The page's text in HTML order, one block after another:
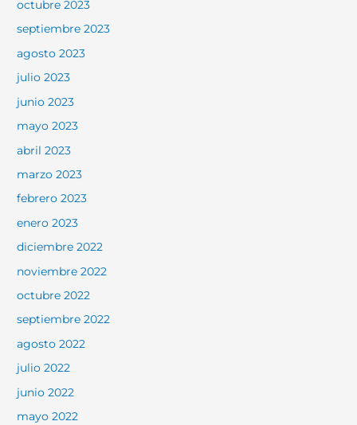
octubre 2023
septiembre 2023
agosto 2023
julio 2023
junio 2023
mayo 2023
abril 2023
marzo 2023
febrero 2023
enero 2023
diciembre 2022
noviembre 2022
octubre 2022
septiembre 2022
agosto 2022
julio 2022
junio 2022
mayo 2022